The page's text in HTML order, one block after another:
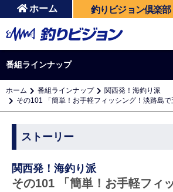
ホーム 釣りビジョン倶楽部
番組ラインナップ
ホーム 番組ラインナップ
関西発！海釣り派
その101 「簡単！お手軽フィッシング！淡路島で
ストーリー
関西発！海釣り派
その101 「簡単！お手軽フィ